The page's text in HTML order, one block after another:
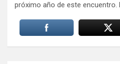
próximo año de este encuentro.